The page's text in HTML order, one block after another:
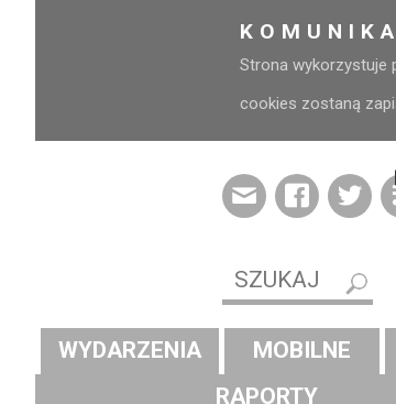
Strona wykorzystuje
cookies zostaną
WYDARZENIA MOBILNE
RAPORTY